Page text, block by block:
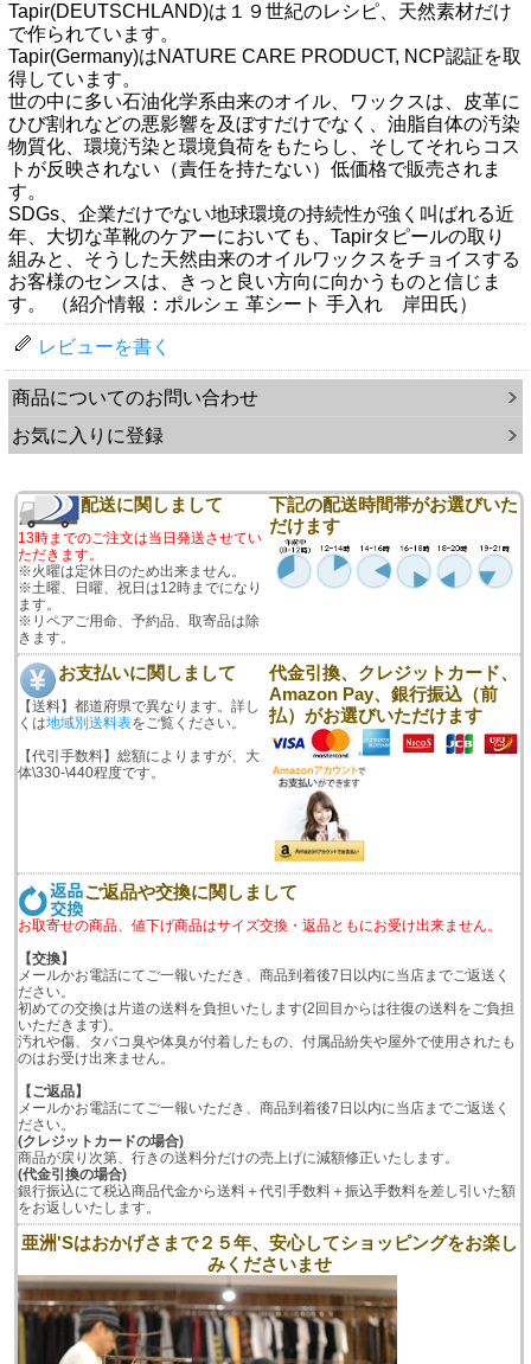
Tapir(DEUTSCHLAND)は１９世紀のレシピ、天然素材だけ
で作られています。
Tapir(Germany)はNATURE CARE PRODUCT, NCP認証を取
得しています。
世の中に多い石油化学系由来のオイル、ワックスは、皮革に
ひび割れなどの悪影響を及ぼすだけでなく、油脂自体の汚染
物質化、環境汚染と環境負荷をもたらし、そしてそれらコス
トが反映されない（責任を持たない）低価格で販売されま
す。
SDGs、企業だけでない地球環境の持続性が強く叫ばれる近
年、大切な革靴のケアーにおいても、Tapirタピールの取り
組みと、そうした天然由来のオイルワックスをチョイスする
お客様のセンスは、きっと良い方向に向かうものと信じま
す。 （紹介情報：ポルシェ 革シート 手入れ 岸田氏）
レビューを書く
商品についてのお問い合わせ
お気に入りに登録
配送に関しまして
13時までのご注文は当日発送させてい
ただきます。
※火曜は定休日のため出来ません。
※土曜、日曜、祝日は12時までになり
ます。
※リペアご用命、予約品、取寄品は除
きます。
下記の配送時間帯がお選びいた
だけます
お支払いに関しまして
【送料】都道府県で異なります。詳し
くは地域別送料表をご覧ください。
【代引手数料】総額によりますが、大
体\330-\440程度です。
代金引換、クレジットカード、
Amazon Pay、銀行振込（前
払）がお選びいただけます
ご返品や交換に関しまして
お取寄せの商品、値下げ商品はサイズ交換・返品ともにお受け出来ません。
【交換】
メールかお電話にてご一報いただき、商品到着後7日以内に当店までご返送く
ださい。
初めての交換は片道の送料を負担いたします(2回目からは往復の送料をご負担
いただきます)。
汚れや傷、タバコ臭や体臭が付着したもの、付属品紛失や屋外で使用されたも
のはお受け出来ません。
【ご返品】
メールかお電話にてご一報いただき、商品到着後7日以内に当店までご返送く
ださい。
(クレジットカードの場合)
商品が戻り次第、行きの送料分だけの売上げに減額修正いたします。
(代金引換の場合)
銀行振込にて税込商品代金から送料＋代引手数料＋振込手数料を差し引いた額
をお返しいたします。
亜洲'Sはおかげさまで２５年、安心してショッピングをお楽し
みくださいませ